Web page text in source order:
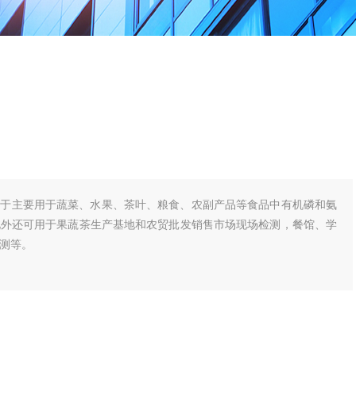
主要用于蔬菜、水果、茶叶、粮食、农副产品等食品中有机磷和氨
还可用于果蔬茶生产基地和农贸批发销售市场现场检测，餐馆、学
等。